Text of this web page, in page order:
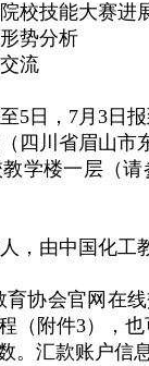
校技能大赛进
势分析
流
5日， 7月 3日报
四川省眉山市
学楼一层（
人，由中国化工
协会官网在
（附件3），
。汇款账户信